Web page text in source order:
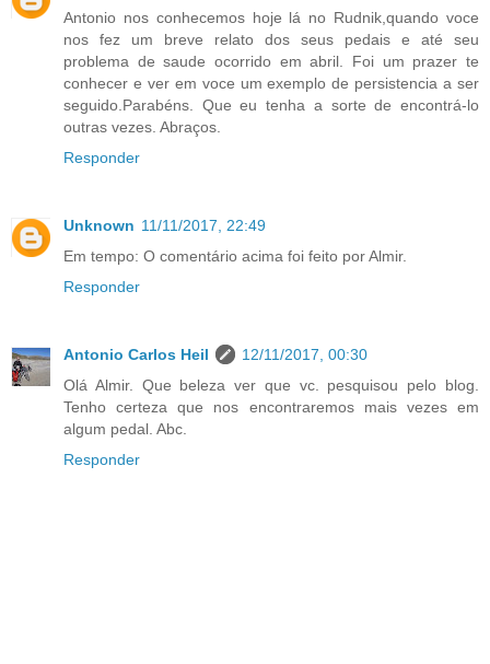
Antonio nos conhecemos hoje lá no Rudnik,quando voce
nos fez um breve relato dos seus pedais e até seu
problema de saude ocorrido em abril. Foi um prazer te
conhecer e ver em voce um exemplo de persistencia a ser
seguido.Parabéns. Que eu tenha a sorte de encontrá-lo
outras vezes. Abraços.
Responder
Unknown 11/11/2017, 22:49
Em tempo: O comentário acima foi feito por Almir.
Responder
Antonio Carlos Heil
12/11/2017, 00:30
Olá Almir. Que beleza ver que vc. pesquisou pelo blog.
Tenho certeza que nos encontraremos mais vezes em
algum pedal. Abc.
Responder